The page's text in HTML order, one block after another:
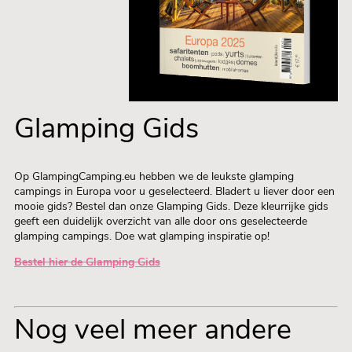
Glamping Gids
Op GlampingCamping.eu hebben we de leukste glamping
campings in Europa voor u geselecteerd. Bladert u liever door een
mooie gids? Bestel dan onze Glamping Gids. Deze kleurrijke gids
geeft een duidelijk overzicht van alle door ons geselecteerde
glamping campings. Doe wat glamping inspiratie op!
Bestel hier de Glamping Gids
Nog veel meer andere